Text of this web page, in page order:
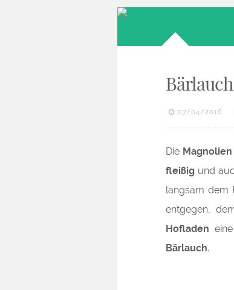
07/04/2016
Die Magnolien
fleißigund
langsam dem
entgegen,
Hofladen
Bärlauch.